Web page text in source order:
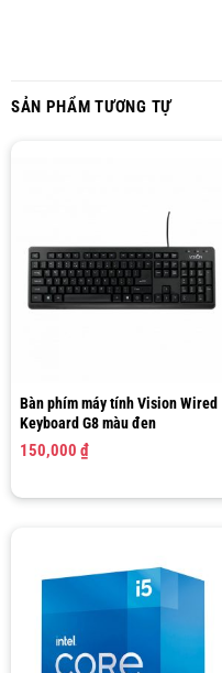
SẢN PHẨM TƯƠNG TỰ
Bàn phím máy tính Vision Wired
Keyboard G8 màu đen
150,000 ₫